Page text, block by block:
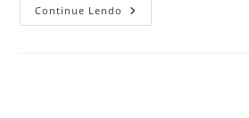
Continue Lendo Hotéis
Maravilhosos